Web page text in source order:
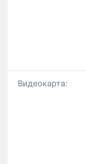
Видеокарта: